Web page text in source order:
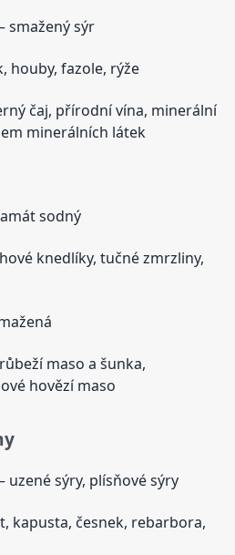
smažený sýr
houby, fazole, rýže
čaj, přírodní vína, minerální
minerálních látek
sodný
knedlíky, tučné zmrzliny,
maso a šunka,
hovězí maso
uzené sýry, plísňové sýry
kapusta, česnek, rebarbora,